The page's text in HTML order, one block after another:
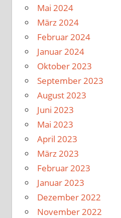
Mai 2024
März 2024
Februar 2024
Januar 2024
Oktober 2023
September 2023
August 2023
Juni 2023
Mai 2023
April 2023
März 2023
Februar 2023
Januar 2023
Dezember 2022
November 2022